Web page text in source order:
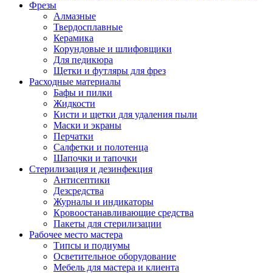
Фрезы
Алмазные
Твердосплавные
Керамика
Корундовые и шлифовщики
Для педикюра
Щетки и футляры для фрез
Расходные материалы
Бафы и пилки
Жидкости
Кисти и щетки для удаления пыли
Маски и экраны
Перчатки
Салфетки и полотенца
Шапочки и тапочки
Стерилизация и дезинфекция
Антисептики
Дезсредства
Журналы и индикаторы
Кровоостанавливающие средства
Пакеты для стерилизации
Рабочее место мастера
Типсы и подиумы
Осветительное оборудование
Мебель для мастера и клиента